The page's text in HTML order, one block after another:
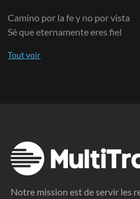
Camino por la fe y no por vista
Sé que eternamente eres fiel
Notre mission est de servir les